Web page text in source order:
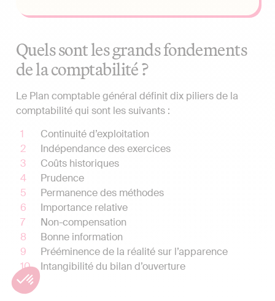
Quels sont les grands fondements
de la comptabilité ?
Le Plan comptable général définit dix piliers de la
comptabilité qui sont les suivants :
Continuité d’exploitation
Indépendance des exercices
Coûts historiques
Prudence
Permanence des méthodes
Importance relative
Non-compensation
Bonne information
Prééminence de la réalité sur l’apparence
Intangibilité du bilan d’ouverture